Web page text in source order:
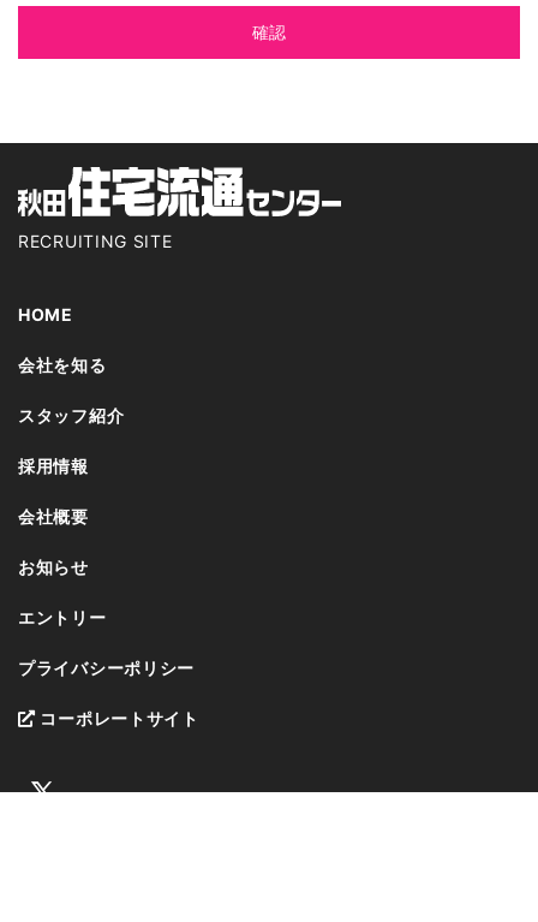
RECRUITING SITE
HOME
会社を知る
スタッフ紹介
採用情報
会社概要
お知らせ
エントリー
プライバシーポリシー
コーポレートサイト